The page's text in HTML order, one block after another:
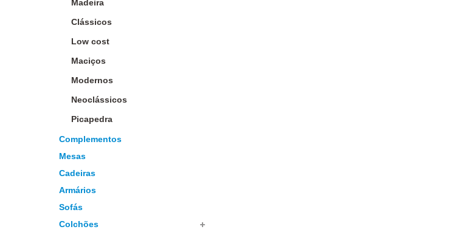
Madeira
Clássicos
Low cost
Maciços
Modernos
Neoclássicos
Picapedra
Complementos
Mesas
Cadeiras
Armários
Sofás
Colchões